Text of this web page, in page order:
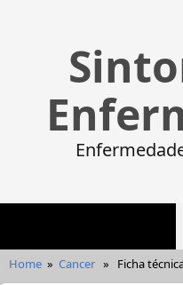
Home » Cancer » Ficha